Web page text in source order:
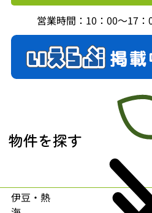
営業時間：10：00～17
物件を探す
伊豆・熱